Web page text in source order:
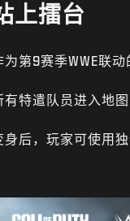
上擂台
为第9赛季WWE联
有特遣队员进入地
身后，玩家可使用